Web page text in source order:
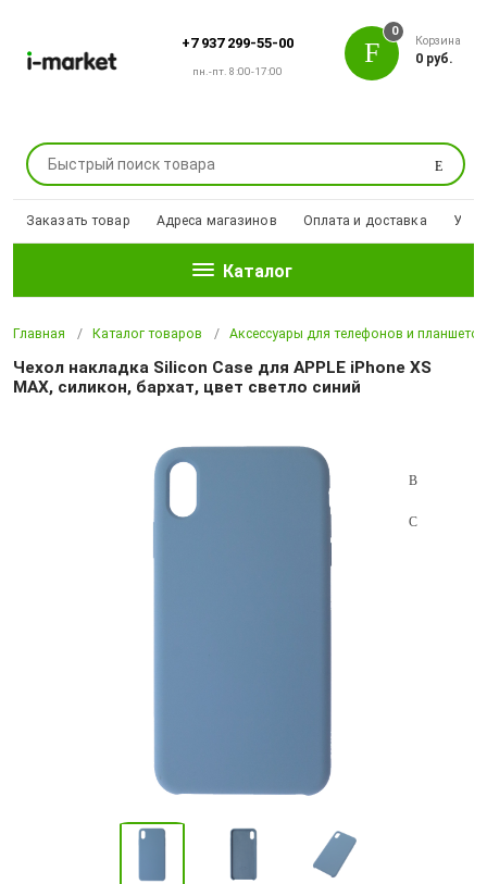
+7 937 299-55-00
пн.-пт. 8:00-17:00
Поиск
0
Корзина
0 руб.
Заказать товар Адреса магазинов Оплата и доставка
Каталог
Главная Каталог товаров Аксессуары для телефонов и планшетов
Чехол накладка Silicon Case для APPLE iPhone XS
MAX, силикон, бархат, цвет светло синий